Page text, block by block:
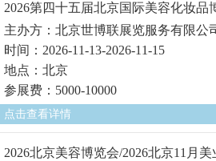
2026第四十五届北京国际美容化妆品
主办方：北京世博联展览服务有限公
时间：2026-11-13-2026-11-15
地点：北京
参展费：5000-10000
点击查看详情
2026北京美容博览会/2026北京11月美